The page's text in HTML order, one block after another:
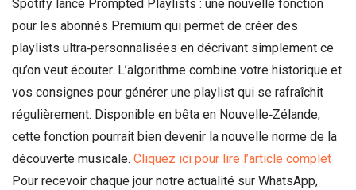
Spotify lance Prompted Playlists : une nouvelle fonction
pour les abonnés Premium qui permet de créer des
playlists ultra‑personnalisées en décrivant simplement ce
qu’on veut écouter. L’algorithme combine votre historique et
vos consignes pour générer une playlist qui se rafraîchit
régulièrement. Disponible en bêta en Nouvelle‑Zélande,
cette fonction pourrait bien devenir la nouvelle norme de la
découverte musicale. Cliquez ici pour lire l’article complet
Pour recevoir chaque jour notre actualité sur WhatsApp,